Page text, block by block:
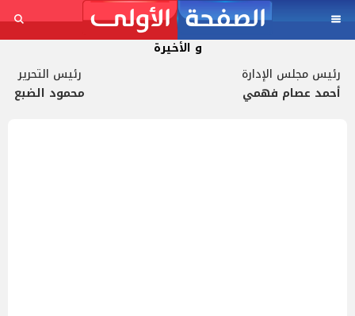
و الأخيرة
رئيس مجلس الإدارة
أحمد عصام فهمي
رئيس التحرير
محمود الضبع